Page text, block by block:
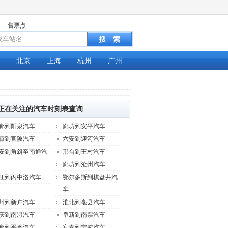
售票点
北京 上海 杭州 广州
车型
大宇
在关注的汽车时刻表查询
到阳泉汽车
廊坊到安平汽车
到官陂汽车
六安到迎河汽车
到角斜至南通汽
邢台到王村汽车
廊坊到沧州汽车
到丙中洛汽车
鄂尔多斯到棋盘井汽
车
到新户汽车
淮北到亳县汽车
到南浔汽车
阜新到南票汽车